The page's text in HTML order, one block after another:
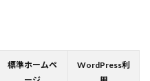
標準ホームペ
WordPress利